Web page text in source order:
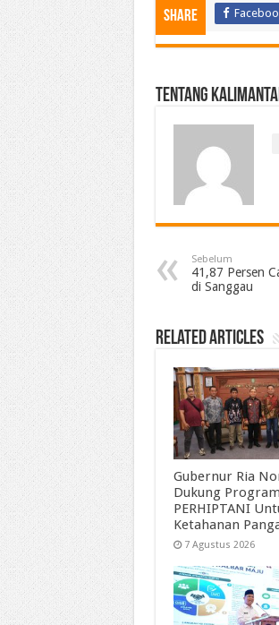
Share
Tentang
Sebelum
41,87 Persen
di Sanggau
Related Articles
Gubernur Ria
Dukung Program
PERHIPTANI
Ketahanan
7 Agustus 2026